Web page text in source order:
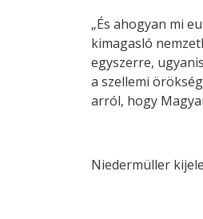
„És ahogyan mi
kimagasló
egyszerre,
a szellemi
arról, hogy
Niedermüller